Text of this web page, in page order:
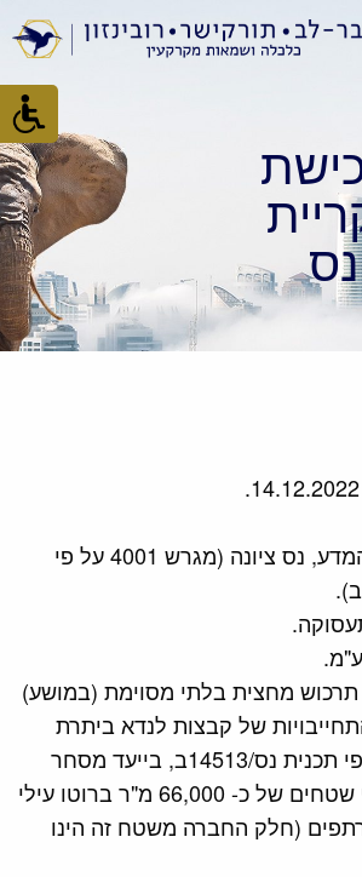
מיקום – קריית המדע, נס ציונה (מגרש 4001 על פי
מחצית בלתי מסוימת (במושע)
של קבצות לנדא ביתרת
מגרש 4001 על פי תכנית נס/14513ב, בייעד מסחר
ותעסוקה בהיקף שטחים של כ- 66,000 מ"ר ברוטו עילי
(חלק החברה משטח זה הינו